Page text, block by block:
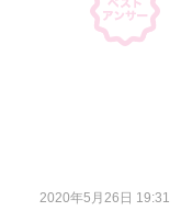
2020年5月26日 19:31